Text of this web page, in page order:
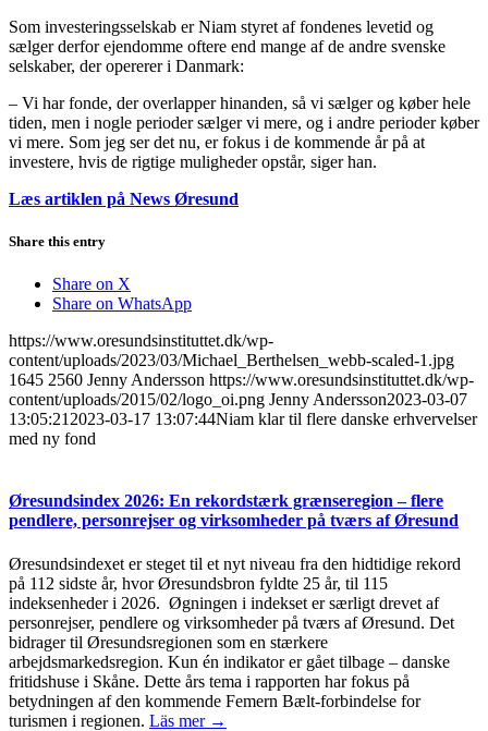
Som investeringsselskab er Niam styret af fondenes levetid og
sælger derfor ejendomme oftere end mange af de andre svenske
selskaber, der opererer i Danmark:
– Vi har fonde, der overlapper hinanden, så vi sælger og køber hele
tiden, men i nogle perioder sælger vi mere, og i andre perioder køber
vi mere. Som jeg ser det nu, er fokus i de kommende år på at
investere, hvis de rigtige muligheder opstår, siger han.
Læs artiklen på News Øresund
Share this entry
Share on X
Share on WhatsApp
https://www.oresundsinstituttet.dk/wp-
content/uploads/2023/03/Michael_Berthelsen_webb-scaled-1.jpg
1645 2560 Jenny Andersson https://www.oresundsinstituttet.dk/wp-
content/uploads/2015/02/logo_oi.png Jenny Andersson2023-03-07
13:05:21 2023-03-17 13:07:44Niam klar til flere danske erhvervelser
med ny fond
Øresundsindex 2026: En rekordstærk grænseregion – flere
pendlere, personrejser og virksomheder på tværs af Øresund
Øresundsindexet er steget til et nyt niveau fra den hidtidige rekord
på 112 sidste år, hvor Øresundsbron fyldte 25 år, til 115
indeksenheder i 2026. Øgningen i indekset er særligt drevet af
personrejser, pendlere og virksomheder på tværs af Øresund. Det
bidrager til Øresundsregionen som en stærkere
arbejdsmarkedsregion. Kun én indikator er gået tilbage – danske
fritidshuse i Skåne. Dette års tema i rapporten har fokus på
betydningen af den kommende Femern Bælt-forbindelse for
turismen i regionen. Läs mer →